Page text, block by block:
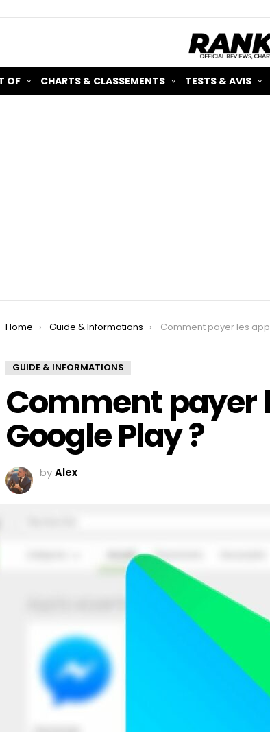
OF CHARTS & CLASSEMENTS TESTS & AVIS
You are here:
Home Guide & Informations Comment payer les
GUIDE & INFORMATIONS
Comment payer
Google Play ?
byAlex